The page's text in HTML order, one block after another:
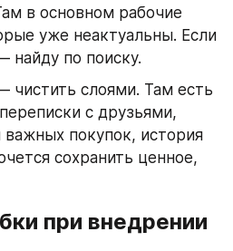
в основном рабочие
уже неактуальны. Если
найду по поиску.
чистить слоями. Там есть
с друзьями,
покупок, история
сохранить ценное,
при внедрении